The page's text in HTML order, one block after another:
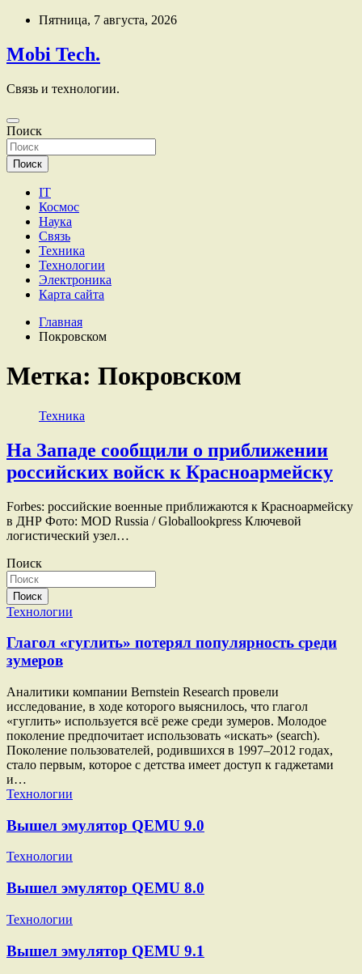
Перейти
содержимому
Пятница, 7 августа, 2026
Mobi Tech.
Связь и технологии.
Поиск
Поиск
IT
Космос
Наука
Связь
Техника
Технологии
Электроника
Карта сайта
Главная
Покровском
Метка: Покровском
Техника
На Западе сообщили о приближении
российских войск к Красноармейску
Forbes: российские военные приближаются к Красноармейску
в ДНР Фото: MOD Russia / Globallookpress Ключевой
логистический узел…
Поиск
Поиск
Технологии
Глагол «гуглить» потерял популярность среди
зумеров
Аналитики компании Bernstein Research провели
исследование, в ходе которого выяснилось, что глагол
«гуглить» используется всё реже среди зумеров. Молодое
поколение предпочитает использовать «искать» (search).
Поколение пользователей, родившихся в 1997–2012 годах,
стало первым, которое с детства имеет доступ к гаджетами
и…
Технологии
Вышел эмулятор QEMU 9.0
Технологии
Вышел эмулятор QEMU 8.0
Технологии
Вышел эмулятор QEMU 9.1